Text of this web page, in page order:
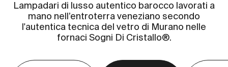
Lampadari di lusso autentico barocco lavorati a
mano nell’entroterra veneziano secondo
l'autentica tecnica del vetro di Murano nelle
fornaci Sogni Di Cristallo®.